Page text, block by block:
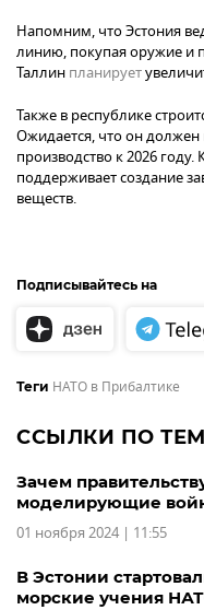
Напомним, что Эстония
линию, покупая оружие и
Таллин планирует
Также в республике
Ожидается, что он
производство к 2026
поддерживает создание
веществ.
Подписывайтесь на
Теги НАТО в Прибалтике
ССЫЛКИ ПО
Зачем
моделирующие
01 ноября 2024 | 11:55
В Эстонии
морские учения